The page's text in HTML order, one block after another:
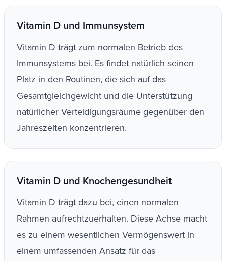
Vitamin D und Immunsystem
Vitamin D trägt zum normalen Betrieb des
Immunsystems bei. Es findet natürlich seinen
Platz in den Routinen, die sich auf das
Gesamtgleichgewicht und die Unterstützung
natürlicher Verteidigungsräume gegenüber den
Jahreszeiten konzentrieren.
Vitamin D und Knochengesundheit
Vitamin D trägt dazu bei, einen normalen
Rahmen aufrechtzuerhalten. Diese Achse macht
es zu einem wesentlichen Vermögenswert in
einem umfassenden Ansatz für das